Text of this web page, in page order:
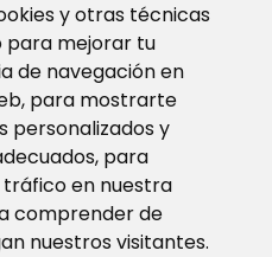
y otras técnicas
para mejorar tu
de navegación en
para mostrarte
personalizados y
para
tráfico en nuestra
comprender de
nuestros visitantes.